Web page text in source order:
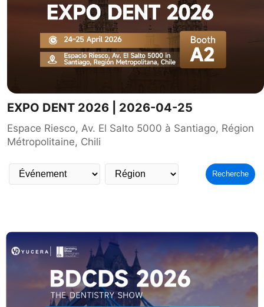
EXPO DENT 2026 | 2026-04-25
Espace Riesco, Av. El Salto 5000 à Santiago, Région
Métropolitaine, Chili
Recherche